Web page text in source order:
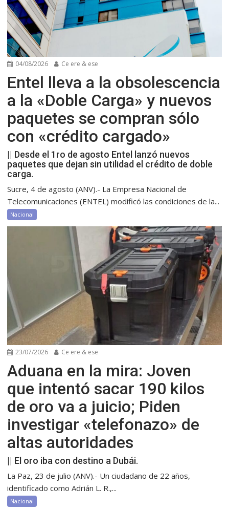
04/08/2026 Ce ere & ese
Entel lleva a la obsolescencia
a la «Doble Carga» y nuevos
paquetes se compran sólo
con «crédito cargado»
|| Desde el 1ro de agosto Entel lanzó nuevos
paquetes que dejan sin utilidad el crédito de doble
carga.
Sucre, 4 de agosto (ANV).- La Empresa Nacional de
Telecomunicaciones (ENTEL) modificó las condiciones de la...
Nacional
23/07/2026 Ce ere & ese
Aduana en la mira: Joven
que intentó sacar 190 kilos
de oro va a juicio; Piden
investigar «telefonazo» de
altas autoridades
|| El oro iba con destino a Dubái.
La Paz, 23 de julio (ANV).- Un ciudadano de 22 años,
identificado como Adrián L. R.,...
Nacional